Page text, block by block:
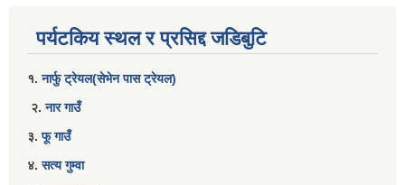
पर्यटकिय स्थल र प्रसिद्द जडिबुटि
१.नार्फु ट्रेयल(सेभेन पास ट्रेयल)
२.नार गाउँ
३.फू गाउँ
४.सत्य गुम्वा